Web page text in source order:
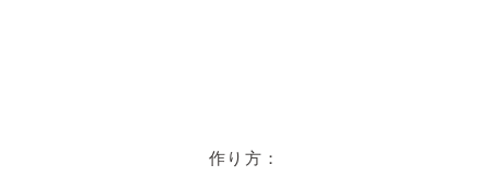
作り方：